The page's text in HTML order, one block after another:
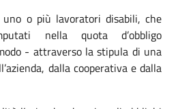
uno o più lavoratori disabili, che
nella quota d’obbligo
- attraverso la stipula di una
dalla cooperativa e dalla